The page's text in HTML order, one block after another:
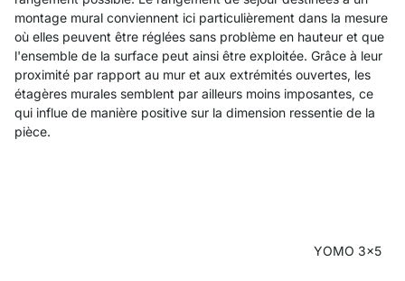
montage mural conviennent ici particulièrement dans la mesure
où elles peuvent être réglées sans problème en hauteur et que
l'ensemble de la surface peut ainsi être exploitée. Grâce à leur
proximité par rapport au mur et aux extrémités ouvertes, les
étagères murales semblent par ailleurs moins imposantes, ce
qui influe de manière positive sur la dimension ressentie de la
pièce.
YOMO 3x5